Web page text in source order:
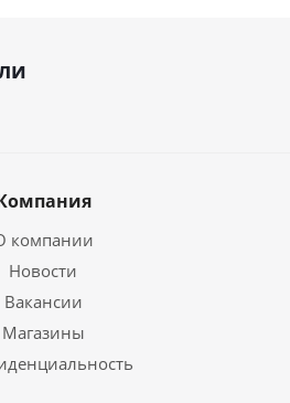
компании
Новости
Вакансии
Магазины